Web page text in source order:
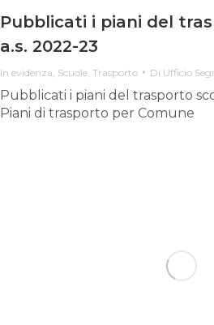
Pubblicati i piani del
a.s. 2022-23
In evidenza Scuole Trasporto Di Ufficio
Pubblicati i piani del trasporto
Piani di trasporto per Comune